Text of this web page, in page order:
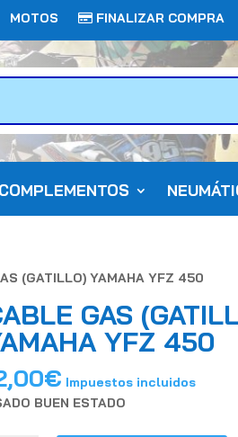
MOTOS FINALIZAR COMPRA
(GATILLO) YAMAHA YFZ 450
GAS
YFZ 450
€ Impuestos incluidos
BUEN ESTADO